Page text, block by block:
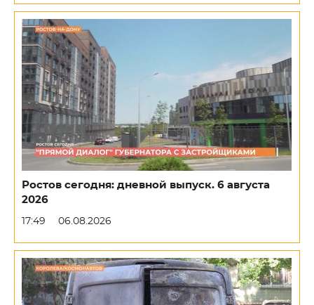
Ростов сегодня: дневной выпуск. 6 августа
2026
17:49 06.08.2026